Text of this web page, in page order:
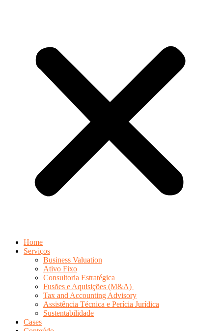
Home
Serviços
Business Valuation
Ativo Fixo
Consultoria Estratégica
Fusões e Aquisições (M&A)
Tax and Accounting Advisory
Assistência Técnica e Perícia Jurídica
Sustentabilidade
Cases